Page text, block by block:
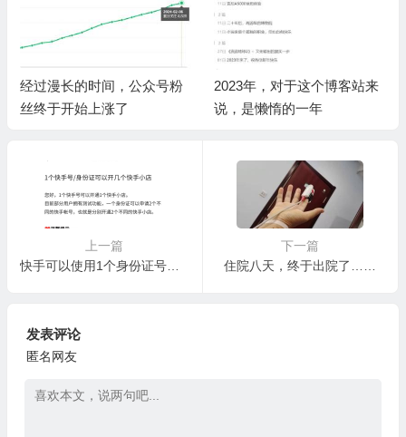
经过漫长的时间，公众号粉
丝终于开始上涨了
2023年，对于这个博客站来
说，是懒惰的一年
上一篇
快手可以使用1个身份证号注册第二个账号么
下一篇
住院八天，终于出院了……
发表评论
匿名网友